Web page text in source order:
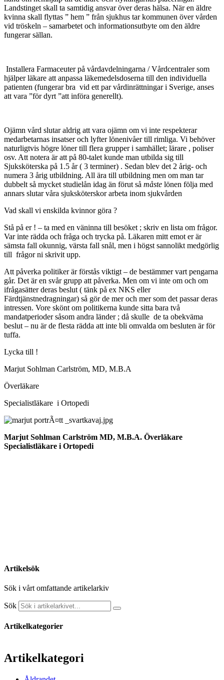
Landstinget skall ta samtidig ansvar över deras hälsa. När en äldre
kvinna skall flyttas ” hem ” från sjukhus tar kommunen över vården
vid tröskeln – samarbetet och informationsutbyte om den äldre
fungerar sällan.
Installera Farmaceuter på vårdavdelningarna / Vårdcentraler som
hjälper läkare att anpassa läkemedelsdoserna till den individuella
patienten (fungerar bra vid ett par vårdinrättningar i Sverige, anses
att vara ”för dyrt ”att införa generellt).
Ojämn vård slutar aldrig att vara ojämn om vi inte respekterar
medarbetarnas insatser och lyfter lönenivåer till rimliga. Vi behöver
naturligtvis högre löner till flera grupper i samhället; lärare , poliser
osv. Att notera är att på 80-talet kunde man utbilda sig till
Sjuksköterska på 1.5 år ( 3 terminer) . Sedan blev det 2 årig- och
numera 3 årig utbildning. All ära till utbildning men om man tar
dubbelt så mycket studielån idag än förut så måste lönen följa med
annars slutar våra sjuksköterskor arbeta inom sjukvården
Vad skall vi enskilda kvinnor göra ?
Stå på er ! – ta med en väninna till besöket ; skriv en lista om frågor.
Var inte rädda och fråga och trycka på. Läkaren mitt emot er är
sämsta fall okunnig, värsta fall snål, men i högst sannolikt medgörlig
till frågor ni skrivit upp.
Att påverka politiker är förstås viktigt – de bestämmer vart pengarna
går. Det är en svår grupp att påverka. Men om vi inte om och om
ifrågasätter deras beslut ( tänk på ex NKS eller
Färdtjänstnedragningar) så gör de mer och mer som det passar deras
intressen. Vore skönt om politikerna kunde sitta bara två
mandatperioder såsom andra länder ; då skulle de ta obekväma
beslut – nu är de flesta rädda att inte bli omvalda om besluten är för
tuffa.
Lycka till !
Marjut Sohlman Carlström, MD, M.B.A
Överläkare
Specialistläkare i Ortopedi
Marjut Sohlman Carlström MD, M.B.A. Överläkare
Specialistläkare i Ortopedi
Artikelsök
Sök i vårt omfattande artikelarkiv
Sök
Artikelkategorier
Artikelkategori